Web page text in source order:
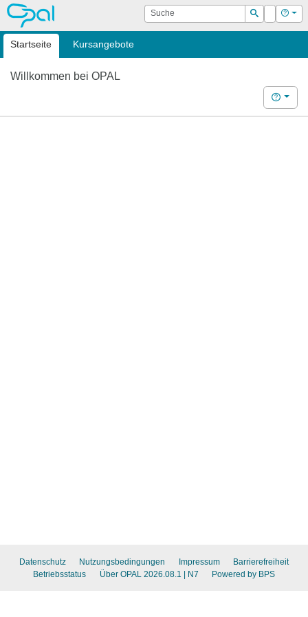
OPAL Suche
Suchen
Login Hilfe
Startseite Kursangebote
Willkommen bei OPAL
Hilfe
Datenschutz Nutzungsbedingungen Impressum
Barrierefreiheit
Betriebsstatus
Über OPAL 2026.08.1 | N7 Powered by BPS